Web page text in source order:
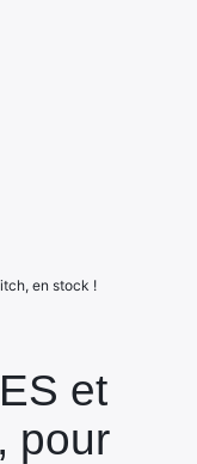
et
pour
en stock !